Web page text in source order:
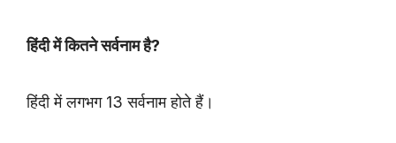
हिंदी में कितने सर्वनाम है?
हिंदी में लगभग 13 सर्वनाम होते हैं।